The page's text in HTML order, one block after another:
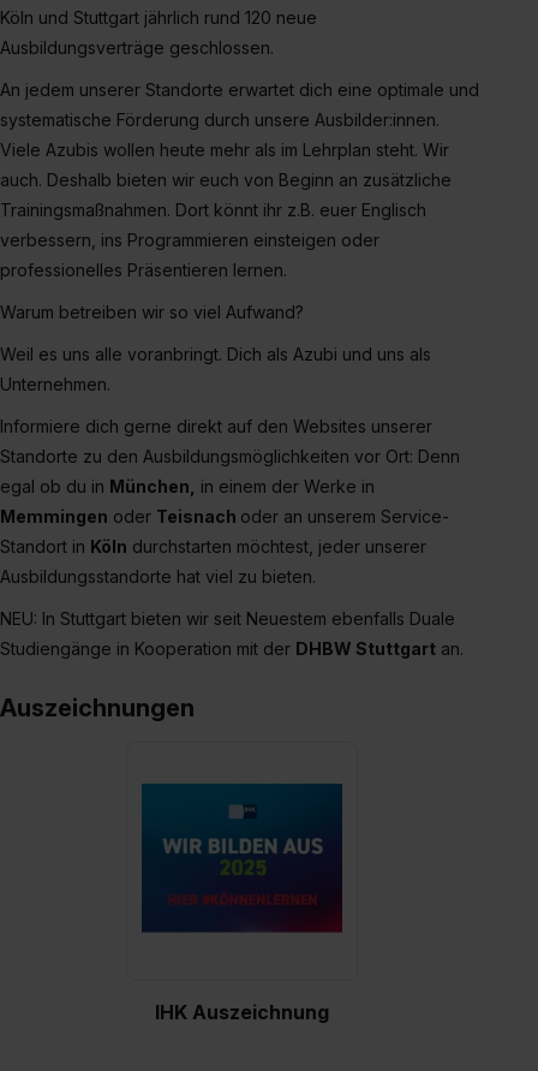
Köln und Stuttgart jährlich rund 120 neue
Ausbildungsverträge geschlossen.
An jedem unserer Standorte erwartet dich eine optimale und
systematische Förderung durch unsere Ausbilder:innen.
Viele Azubis wollen heute mehr als im Lehrplan steht. Wir
auch. Deshalb bieten wir euch von Beginn an zusätzliche
Trainingsmaßnahmen. Dort könnt ihr z.B. euer Englisch
verbessern, ins Programmieren einsteigen oder
professionelles Präsentieren lernen.
Warum betreiben wir so viel Aufwand?
Weil es uns alle voranbringt. Dich als Azubi und uns als
Unternehmen.
Informiere dich gerne direkt auf den Websites unserer
Standorte zu den Ausbildungsmöglichkeiten vor Ort: Denn
egal ob du in München,
in einem der Werke in
Memmingen oder Teisnach oder an unserem Service-
Standort in Köln durchstarten möchtest, jeder unserer
Ausbildungsstandorte hat viel zu bieten.
NEU: In Stuttgart bieten wir seit Neuestem ebenfalls Duale
Studiengänge in Kooperation mit der DHBW Stuttgart an.
Auszeichnungen
IHK Auszeichnung